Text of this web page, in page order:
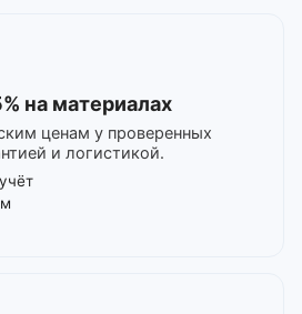
на материалах
ценам у проверенных
и логистикой.